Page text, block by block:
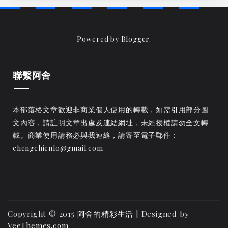
Powered by Blogger.
聯繫阿舍
本部落格文章歡迎非商業個人使用的轉載，如需引用部分圖
文內容，請註明文章出處及連結網址，未經授權請勿全文轉
載。商業使用請務必與我連絡，請寄至電子郵件：
chengchienlo@gmail.com
Copyright © 2015 阿舍的精彩生活 | Designed by
VeeThemes.com